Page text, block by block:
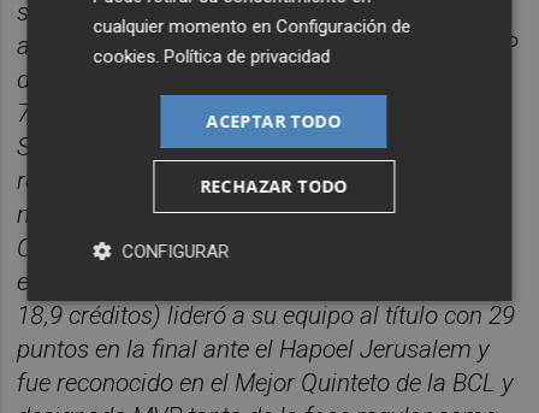
siguiente, Shorts empezó a acumular trofeos
además de títulos individuales. Nombrado MVP
de la liga alemana (18,2 puntos, 3,2 rebotes y
7,3 asistencias) y miembro del quinteto ideal,
Shorts lideró a su equipo a ganar la fase
regular y a disputar la final de la Bundesliga
más de una década después. En la Basketball
Champions League (19,5 puntos con un 37,9%
en triples, 3,6 rebotes y 6,8 asistencias para
18,9 créditos) lideró a su equipo al título con 29
puntos en la final ante el Hapoel Jerusalem y
fue reconocido en el Mejor Quinteto de la BCL y
cualquier momento enConfiguración de
cookies .Política de privacidad
ACEPTAR TODO
RECHAZAR TODO
CONFIGURAR